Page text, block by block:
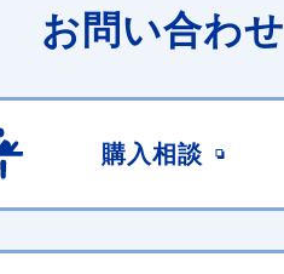
お問い合わせ
購入相談